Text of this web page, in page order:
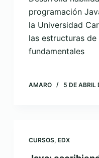
programación
la Universidad
las estructuras
fundamentales
AMARO 5 DE ABRIL
CURSOS, EDX